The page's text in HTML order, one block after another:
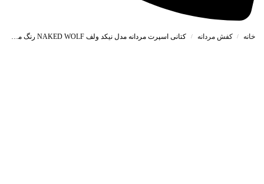
خانه / کفش مردانه / کتانی اسپرت مردانه مدل نیکد ولف NAKED WOLF رنگ مشکی کد 64855